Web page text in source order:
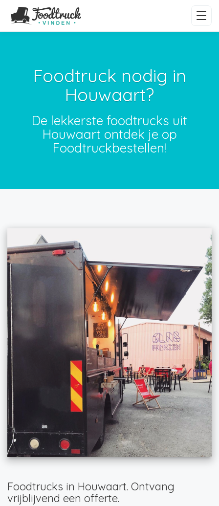
Foodtruck nodig in
Houwaart?
De lekkerste foodtrucks uit
Houwaart ontdek je op
Foodtruckbestellen!
Foodtrucks in Houwaart. Ontvang
vrijblijvend een offerte.